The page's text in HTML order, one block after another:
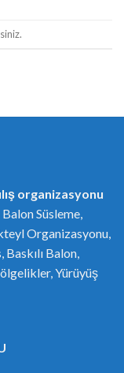
organizasyonu
Süsleme,
Organizasyonu,
Balon,
Yürüyüş